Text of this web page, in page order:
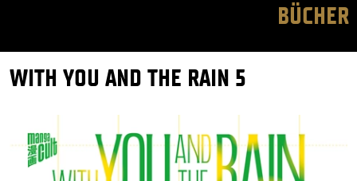
BÜCHER
WITH YOU AND THE RAIN 5